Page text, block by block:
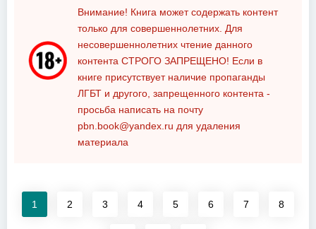
Внимание! Книга может содержать контент
только для совершеннолетних. Для
несовершеннолетних чтение данного
контента СТРОГО ЗАПРЕЩЕНО! Если в
книге присутствует наличие пропаганды
ЛГБТ и другого, запрещенного контента -
просьба написать на почту
pbn.book@yandex.ru для удаления
материала
1 2 3 4 5 6 7 8